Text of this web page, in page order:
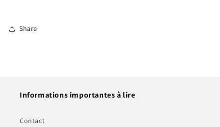
Share
Informations importantes à lire
Contact